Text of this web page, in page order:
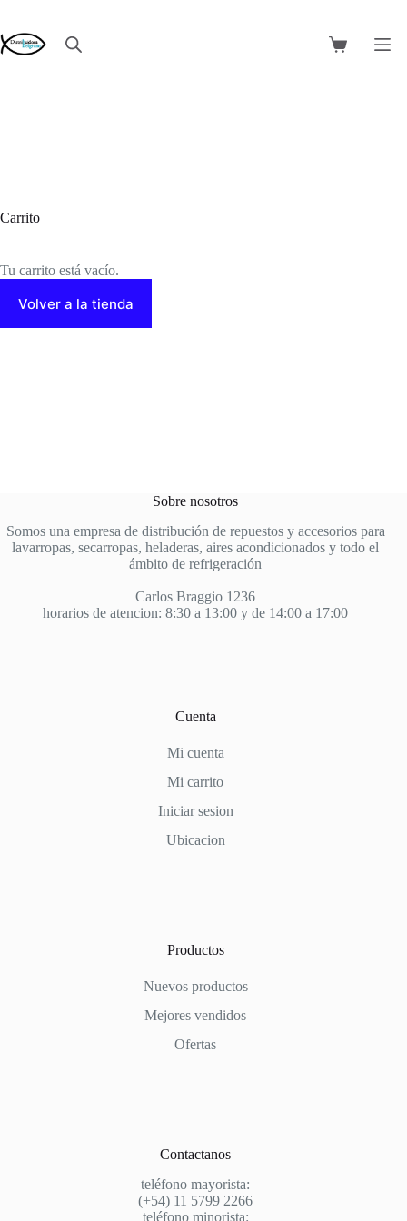
contenido
Carro
Carrito
Tu carrito está vacío.
Volver a la tienda
Sobre nosotros
Somos una empresa de distribución de repuestos y accesorios para
lavarropas, secarropas, heladeras, aires acondicionados y todo el
ámbito de refrigeración
Carlos Braggio 1236
horarios de atencion: 8:30 a 13:00 y de 14:00 a 17:00
Cuenta
Mi cuenta
Mi carrito
Iniciar sesion
Ubicacion
Productos
Nuevos productos
Mejores vendidos
Ofertas
Contactanos
teléfono mayorista:
(+54) 11 5799 2266
teléfono minorista: